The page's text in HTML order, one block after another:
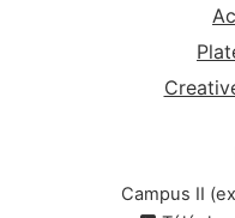
Campus II